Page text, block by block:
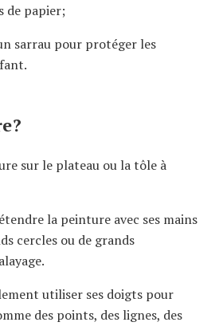
de papier;
sarrau pour protéger les
sur le plateau ou la tôle à
la peinture avec ses mains
cercles ou de grands
utiliser ses doigts pour
des points, des lignes, des